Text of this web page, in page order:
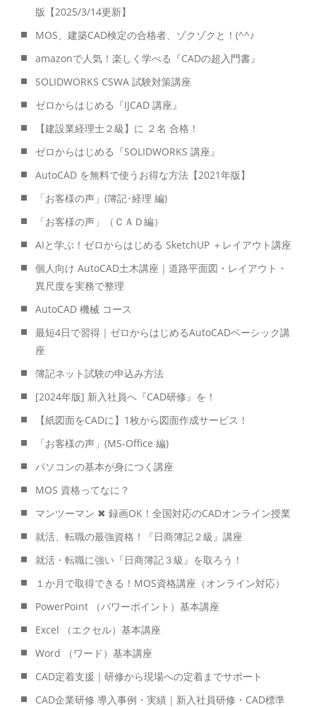
版【2025/3/14更新】
MOS、建築CAD検定の合格者、ゾクゾクと！(^^♪
amazonで人気！楽しく学べる『CADの超入門書』
SOLIDWORKS CSWA 試験対策講座
ゼロからはじめる『IJCAD 講座』
【建設業経理士２級】に ２名 合格！
ゼロからはじめる『SOLIDWORKS 講座』
AutoCAD を無料で使うお得な方法【2021年版】
「お客様の声」(簿記･経理 編)
「お客様の声」（ＣＡＤ編）
AIと学ぶ！ゼロからはじめる SketchUP ＋レイアウト講座
個人向け AutoCAD土木講座｜道路平面図・レイアウト・
異尺度を実務で整理
AutoCAD 機械 コース
最短4日で習得｜ゼロからはじめるAutoCADベーシック講
座
簿記ネット試験の申込み方法
[2024年版] 新入社員へ『CAD研修』を！
【紙図面をCADに】1枚から図面作成サービス！
「お客様の声」(MS-Office 編)
パソコンの基本が身につく講座
MOS 資格ってなに？
マンツーマン ✖ 録画OK！全国対応のCADオンライン授業
就活、転職の最強資格！『日商簿記２級』講座
就活・転職に強い『日商簿記３級』を取ろう！
１か月で取得できる！MOS資格講座（オンライン対応）
PowerPoint （パワーポイント）基本講座
Excel （エクセル）基本講座
Word （ワード）基本講座
CAD定着支援｜研修から現場への定着までサポート
CAD企業研修 導入事例・実績｜新入社員研修・CAD標準